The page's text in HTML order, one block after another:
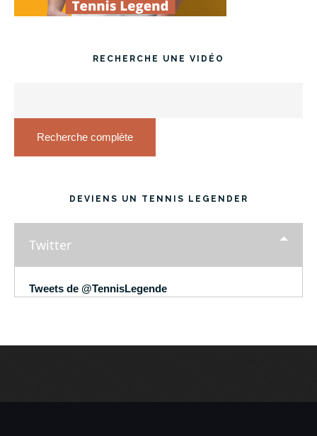
RECHERCHE UNE VIDÉO
Recherche complète
DEVIENS UN TENNIS LEGENDER
Twitter
Tweets de @TennisLegende